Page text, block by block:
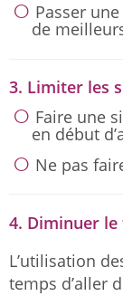
Passer
de
3. Limiter les
Faire une
en début
Ne pas
4. Diminuer
L’utilisation
temps d’aller